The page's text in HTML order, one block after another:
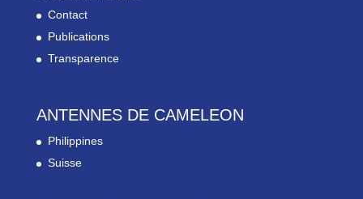
Contact
Publications
Transparence
ANTENNES DE CAMELEON
Philippines
Suisse